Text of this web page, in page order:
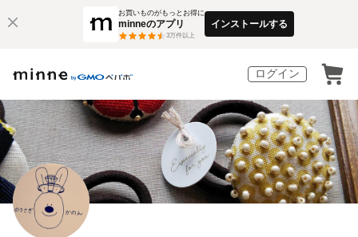
お買いものがもっとお得に
minneのアプリ
3万件以上
インストールする
ログイン